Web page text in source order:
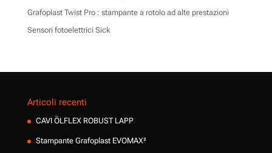
Grafoplast Twist Pro : stampante a rotolo ad alte prestazioni
Sensori fotoelettrici Sick
Articoli recenti
CAVI ÖLFLEX ROBUST LAPP
Stampante Grafoplast EVOMAX²